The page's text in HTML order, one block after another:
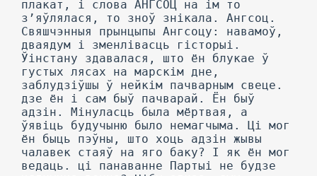
плакат, і слова АНГСОЦ на ім то
з’яўлялася, то зноў знікала. Ангсоц.
Свяшчэнныя прынцыпы Ангсоцу: навамоў,
дваядум і зменлівасць гісторыі.
Ўінстану здавалася, што ён блукае ў
густых лясах на марскім дне,
заблудзіўшы ў нейкім пачварным свеце.
дзе ён і сам быў пачварай. Ён быў
адзін. Мінуласць была мёртвая, а
ўявіць будучыню было немагчыма. Ці мог
ён быць пэўны, што хоць адзін жывы
чалавек стаяў на яго баку? I як ён мог
ведаць. ці панаванне Партыі не будзе